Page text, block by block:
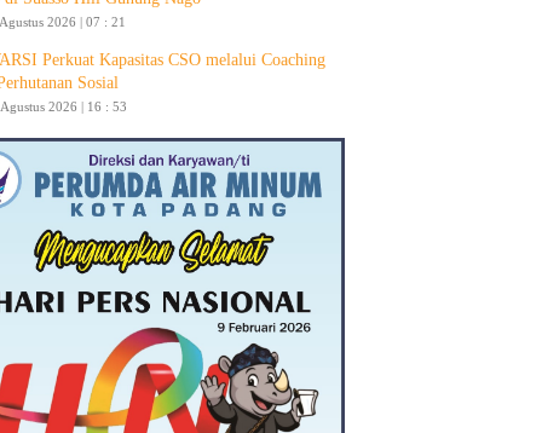
2026 | 07 : 21
Perkuat Kapasitas CSO melalui Coaching
Sosial
2026 | 16 : 53